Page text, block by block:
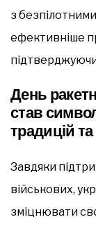
з
ефективніше
підтверджуючи
День
став
традицій та
Завдяки
військових,
зміцнювати